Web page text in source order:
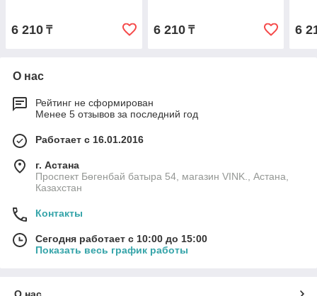
6 210 ₸ 6 210₸ 6
О нас
Рейтинг не сформирован
Менее 5 отзывов за последний год
Работает с 16.01.2016
г. Астана
Проспект Бөгенбай батыра 54, магазин VINK., Астана,
Казахстан
Контакты
Сегодня работает с 10:00 до 15:00
Показать весь график работы